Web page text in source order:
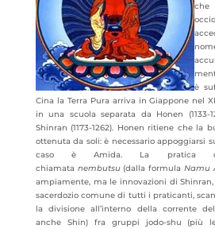
che
è
Cina la Terra Pura arriva in Giappone nel
in una scuola separata da Honen (1133-
Shinran (1173-1262). Honen ritiene che la
ottenuta da soli: è necessario appoggiarsi
caso è Amida. La pratica
chiamata nembutsu(dalla formulaNamu
ampiamente, ma le innovazioni di
sacerdozio comune di tutti i praticanti,
la divisione all’interno della corrente
anche Shin) fra gruppi jodo-shu (più